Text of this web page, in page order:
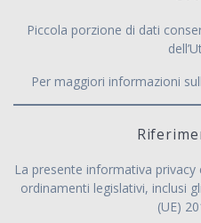
Piccola porzione di dati
Per maggiori informazioni
La presente informativa
ordinamenti legislativi, inclusi
(UE)